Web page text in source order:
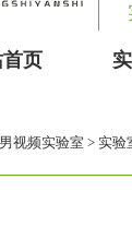
首页
视频实验室 > 实验